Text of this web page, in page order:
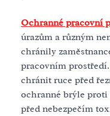
Ochranné pracovní
úrazům a různým
chránily
pracovním
chránit ruce před
ochranné brýle proti
před nebezpečím